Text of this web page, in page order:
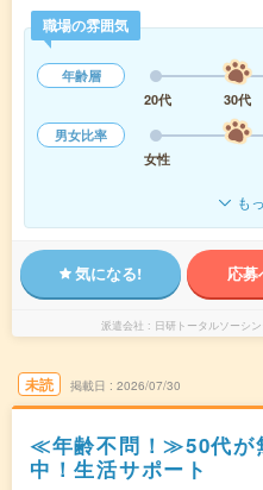
職場の雰囲気
年齢層
20代
30代
男女比率
女性
も
気になる! 応
派遣会社 日研トータルソーシ
未読 掲載日 2026/07/30
≪年齢不問！≫50代が
中！生活サポート